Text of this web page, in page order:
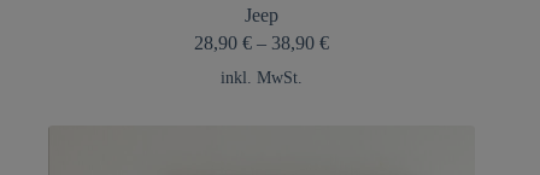
Jeep
28,90€ – 38,90€
inkl. MwSt.